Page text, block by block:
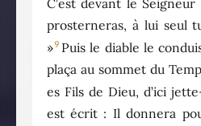
prosterneras, à lui seul
»9 Puis le diable le
plaça au sommet du
es Fils de Dieu, d’ici
est écrit : Il donnera